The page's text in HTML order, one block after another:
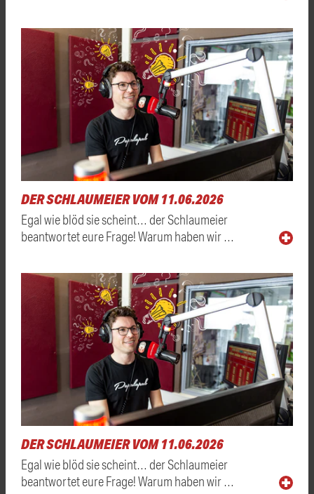
DER SCHLAUMEIER VOM 11.06.2026
Egal wie blöd sie scheint… der Schlaumeier
beantwortet eure Frage! Warum haben wir …
DER SCHLAUMEIER VOM 11.06.2026
Egal wie blöd sie scheint… der Schlaumeier
beantwortet eure Frage! Warum haben wir …